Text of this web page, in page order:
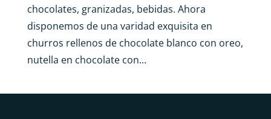
chocolates, granizadas, bebidas. Ahora
disponemos de una varidad exquisita en
churros rellenos de chocolate blanco con oreo,
nutella en chocolate con...